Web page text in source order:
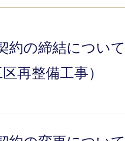
約の締結につい
再整備工事）